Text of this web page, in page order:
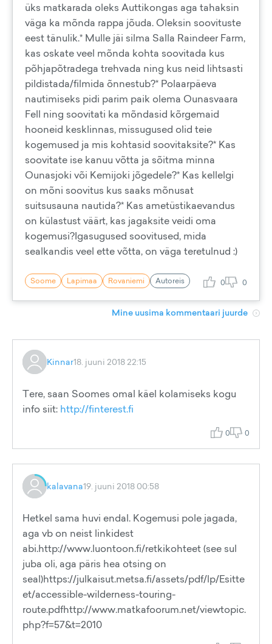
üks matkarada oleks Auttikongas aga tahaksin
väga ka mõnda rappa jõuda. Oleksin soovituste
eest tänulik.* Mulle jäi silma Salla Raindeer Farm,
kas oskate veel mõnda kohta soovitada kus
põhjapõtradega trehvada ning kus neid lihtsasti
pildistada/filmida õnnestub?* Polaarpäeva
nautimiseks pidi parim paik olema Ounasvaara
Fell ning soovitati ka mõndasid kõrgemaid
hooneid kesklinnas, missugused olid teie
kogemused ja mis kohtasid soovitaksite?* Kas
soovitate ise kanuu võtta ja sõitma minna
Ounasjoki või Kemijoki jõgedele?* Kas kellelgi
on mõni soovitus kus saaks mõnusat
suitsusauna nautida?* Kas ametüstikaevandus
on külastust väärt, kas jagaksite veidi oma
kogemusi?Igasugused soovitused, mida
sealkandis veel ette võtta, on väga teretulnud :)
Soome Lapimaa Rovaniemi Autoreis 0 0
Mine uusima kommentaari juurde
Kinnar18. juuni 2018 22:15
Tere, saan Soomes omal käel kolamiseks kogu
info siit: http://finterest.fi
0 0
kalavana19. juuni 2018 00:58
Hetkel sama huvi endal. Kogemusi pole jagada,
aga vb on neist linkidest
abi.http://www.luontoon.fi/retkikohteet (see sul
juba oli, aga päris hea otsing on
seal)https://julkaisut.metsa.fi/assets/pdf/lp/Esitte
et/accessible-wilderness-touring-
route.pdfhttp://www.matkafoorum.net/viewtopic.
php?f=57&t=2010